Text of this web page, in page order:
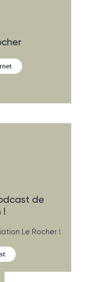
de
!
Le Rocher !